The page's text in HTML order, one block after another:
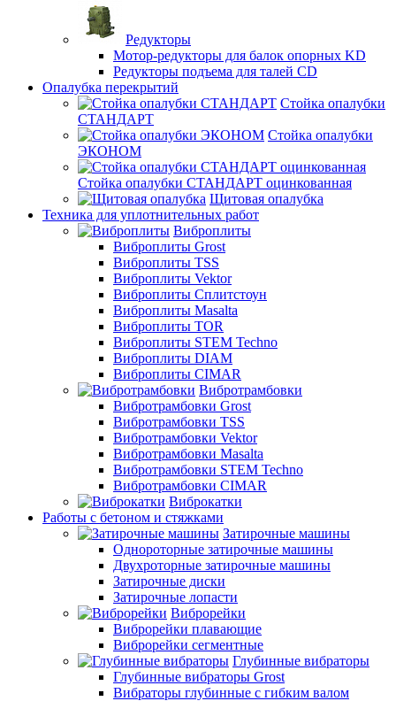
Редукторы
Мотор-редукторы для балок опорных KD
Редукторы подъема для талей CD
Опалубка перекрытий
Стойка опалубки
СТАНДАРТ
Стойка опалубки
ЭКОНОМ
Стойка опалубки СТАНДАРТ оцинкованная
Щитовая опалубка
Техника для уплотнительных работ
Виброплиты
Виброплиты Grost
Виброплиты TSS
Виброплиты Vektor
Виброплиты Сплитстоун
Виброплиты Masalta
Виброплиты TOR
Виброплиты STEM Techno
Виброплиты DIAM
Виброплиты CIMAR
Вибротрамбовки
Вибротрамбовки Grost
Вибротрамбовки TSS
Вибротрамбовки Vektor
Вибротрамбовки Masalta
Вибротрамбовки STEM Techno
Вибротрамбовки CIMAR
Виброкатки
Работы с бетоном и стяжками
Затирочные машины
Однороторные затирочные машины
Двухроторные затирочные машины
Затирочные диски
Затирочные лопасти
Виброрейки
Виброрейки плавающие
Виброрейки сегментные
Глубинные вибраторы
Глубинные вибраторы Grost
Вибраторы глубинные с гибким валом